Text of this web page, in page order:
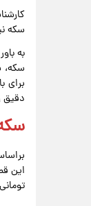
سکه
برای
دقیق
سکه